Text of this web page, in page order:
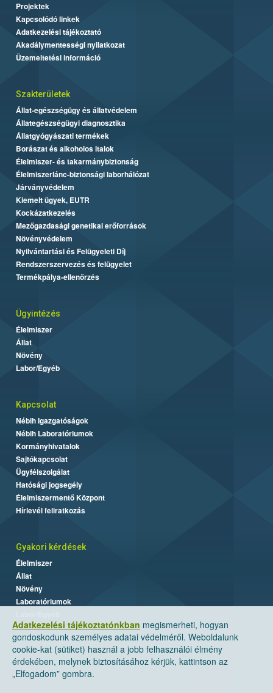
Adatkezelési tájékoztatónkban megismerheti, hogyan
gondoskodunk személyes adatai védelméről. Weboldalunk
cookie-kat (sütiket) használ a jobb felhasználói élmény
érdekében, melynek biztosításához kérjük, kattintson az
„Elfogadom” gombra.
Projektek
Kapcsolódó linkek
Adatkezelési tájékoztató
Akadálymentességi nyilatkozat
Üzemeltetési információ
Szakterületek
Állat-egészségügy és állatvédelem
Állategészségügyi diagnosztika
Állatgyógyászati termékek
Borászat és alkoholos italok
Élelmiszer- és takarmánybiztonság
Élelmiszerlánc-biztonsági laborhálózat
Járványvédelem
Kiemelt ügyek, EUTR
Kockázatkezelés
Mezőgazdasági genetikai erőforrások
Növényvédelem
Nyilvántartási és Felügyeleti Díj
Rendszerszervezés és felügyelet
Termékpálya-ellenőrzés
Ügyintézés
Élelmiszer
Állat
Növény
Labor/Egyéb
Kapcsolat
Nébih Igazgatóságok
Nébih Laboratóriumok
Kormányhivatalok
Sajtókapcsolat
Ügyfélszolgálat
Hatósági jogsegély
Élelmiszermentő Központ
Hírlevél feliratkozás
Gyakori kérdések
Élelmiszer
Állat
Növény
Laboratóriumok